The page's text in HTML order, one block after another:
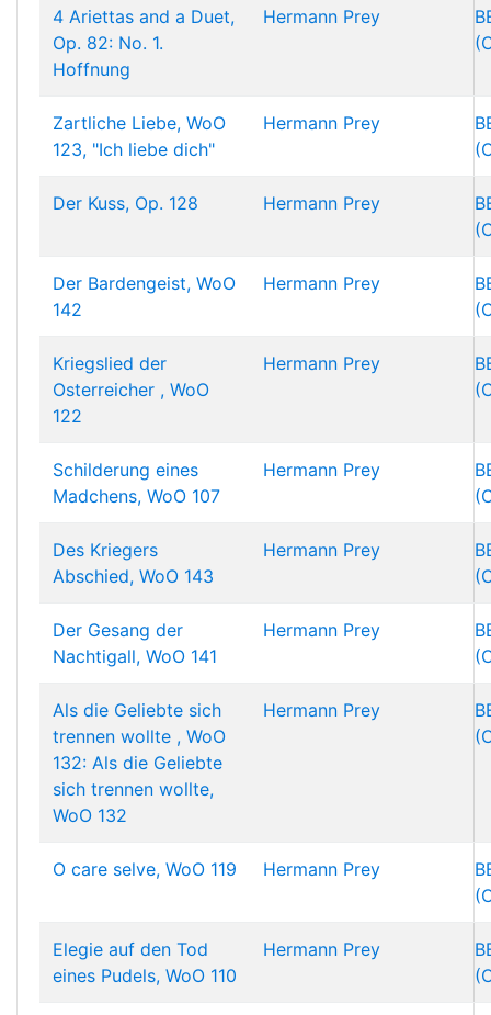
4 Ariettas and a Duet,
Op. 82: No. 1.
Hoffnung
Hermann Prey
Zartliche Liebe, WoO
123, "Ich liebe dich"
Hermann Prey
Der Kuss, Op. 128 Hermann Prey
Der Bardengeist, WoO
142
Hermann Prey
Kriegslied der
Osterreicher , WoO
122
Hermann Prey
Schilderung eines
Madchens, WoO 107
Hermann Prey
Des Kriegers
Abschied, WoO 143
Hermann Prey
Der Gesang der
Nachtigall, WoO 141
Hermann Prey
Als die Geliebte sich
trennen wollte , WoO
132: Als die Geliebte
sich trennen wollte,
WoO 132
Hermann Prey
O care selve, WoO 119 Hermann Prey
Elegie auf den Tod
eines Pudels, WoO 110
Hermann Prey